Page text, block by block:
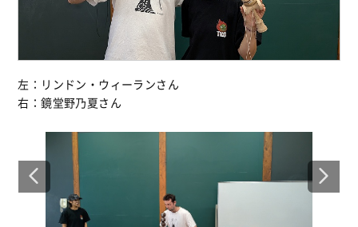
左： リンドン・ウィーランさん
右：鏡堂野乃夏さん